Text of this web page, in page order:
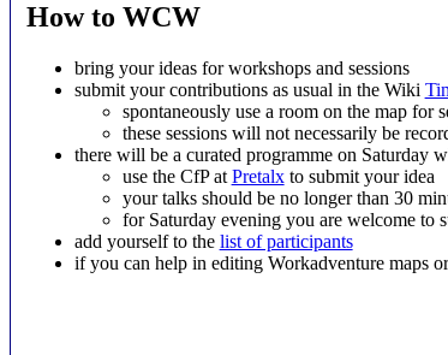
How to WCW
bring your ideas for workshops and sessions
submit your contributions as usual in the Wiki
spontaneously use a room on the map for
these sessions will not necessarily be
there will be a curated programme on Saturday
use the CfP at Pretalxto submit your idea
your talks should be no longer than 30
for Saturday evening you are welcome to
add yourself to the list of participants
if you can help in editing Workadventure maps